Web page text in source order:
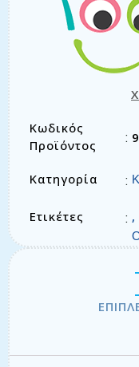
Κωδικός
Προϊόντος
:
Κατηγορία :
Ετικέτες : ,